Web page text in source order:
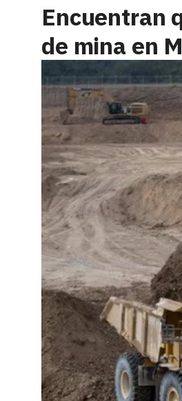
Encuentran
de mina en